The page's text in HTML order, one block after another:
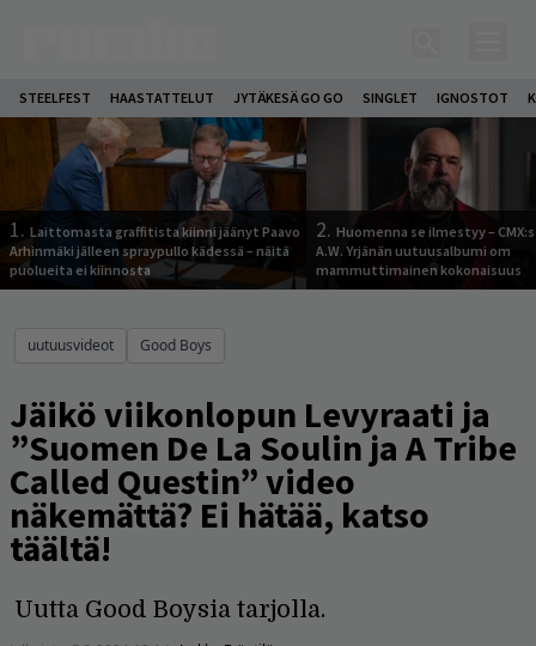
STEELFEST HAASTATTELUT JYTÄKESÄ GO GO SINGLET IGNOSTOT
1. Laittomasta graffitista kiinni jäänyt Paavo
Arhinmäki jälleen spraypullo kädessä – näitä
puolueita ei kiinnosta
2. Huomenna se ilmestyy –
A.W. Yrjänän uutuusalbumi om
mammuttimainen kokonaisuus
uutuusvideot Good Boys
Jäikö viikonlopun Levyraati ja
”Suomen De La Soulin ja A Tribe
Called Questin” video
näkemättä? Ei hätää, katso
täältä!
Uutta Good Boysia tarjolla.